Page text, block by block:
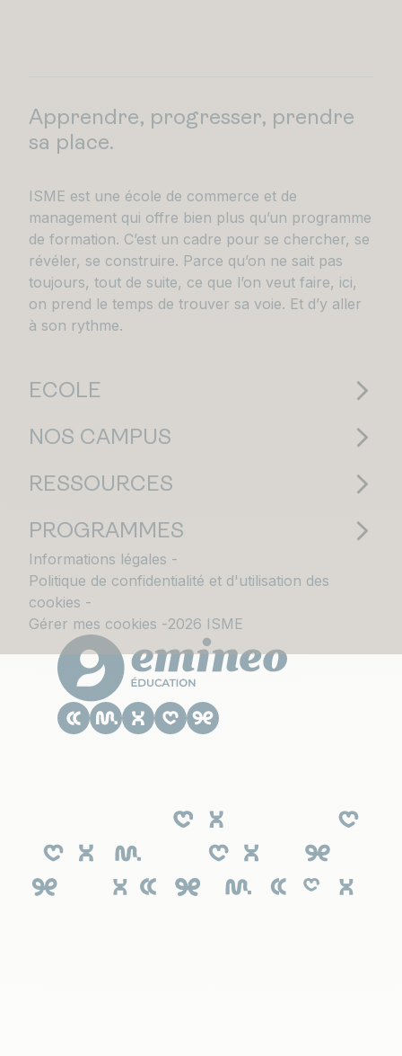
Apprendre, progresser, prendre
sa place.
ISME est une école de commerce et de
management qui offre bien plus qu’un programme
de formation. C’est un cadre pour se chercher, se
révéler, se construire. Parce qu’on ne sait pas
toujours, tout de suite, ce que l’on veut faire, ici,
on prend le temps de trouver sa voie. Et d’y aller
à son rythme.
ECOLE
NOS CAMPUS
RESSOURCES
PROGRAMMES
Informations légales
Politique de confidentialité et d'utilisation des
cookies
Gérer mes cookies
2026 ISME